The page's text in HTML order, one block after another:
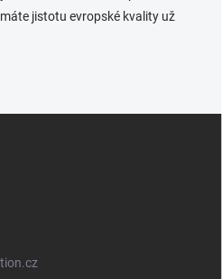
jistotu evropské kvality už